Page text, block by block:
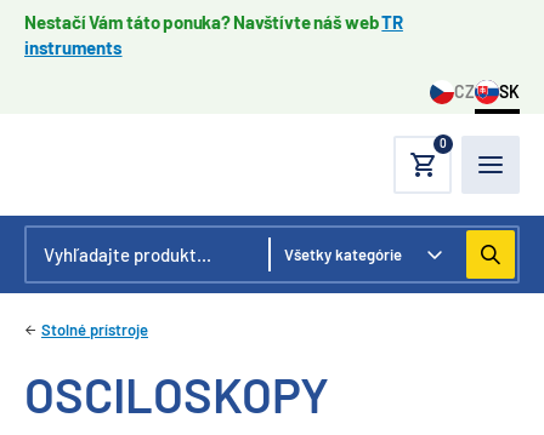
Nestačí Vám táto ponuka? Navštívte náš webTR
instruments
CZ SK
0
Stolné prístroje
OSCILOSKOPY